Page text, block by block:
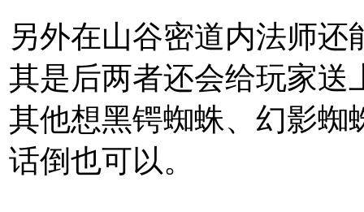
另外在山谷密道内法师
其是后两者还会给玩家送
其他想黑锷蜘蛛、幻影蜘
话倒也可以。